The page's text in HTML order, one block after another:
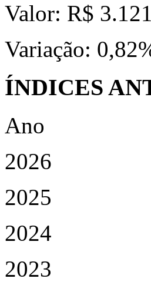
Valor: R$
Variação:
ÍNDICES
Ano
2026
2025
2024
2023